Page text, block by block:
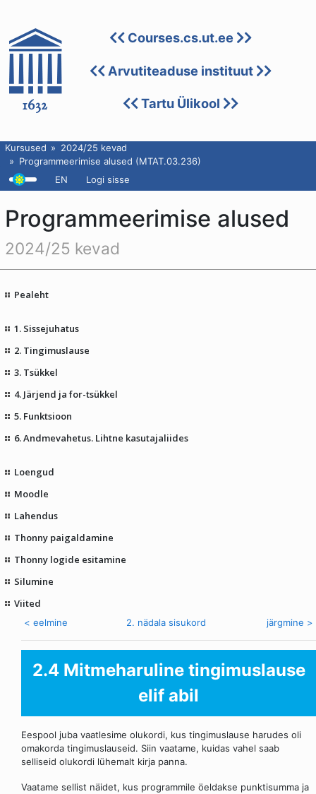
Courses.cs.ut.ee
Arvutiteaduse instituut
Tartu Ülikool
Kursused
2024/25 kevad
Programmeerimise alused (MTAT.03.236)
EN
Logi sisse
Programmeerimise alused
2024/25 kevad
Pealeht
1. Sissejuhatus
2. Tingimuslause
3. Tsükkel
4. Järjend ja for-tsükkel
5. Funktsioon
6. Andmevahetus. Lihtne kasutajaliides
Loengud
Moodle
Lahendus
Thonny paigaldamine
Thonny logide esitamine
Silumine
Viited
< eelmine 2. nädala sisukord järgmine >
2.4 Mitmeharuline tingimuslause
elif abil
Eespool juba vaatlesime olukordi, kus tingimuslause harudes oli
omakorda tingimuslauseid. Siin vaatame, kuidas vahel saab
selliseid olukordi lühemalt kirja panna.
Vaatame sellist näidet, kus programmile öeldakse punktisumma ja